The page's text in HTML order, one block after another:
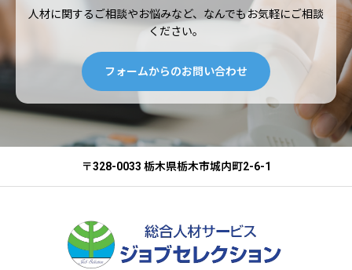
人材に関するご相談やお悩みなど、なんでもお気軽にご相談
ください。
フォームからのお問い合わせ
〒328-0033 栃木県栃木市城内町2-6-1